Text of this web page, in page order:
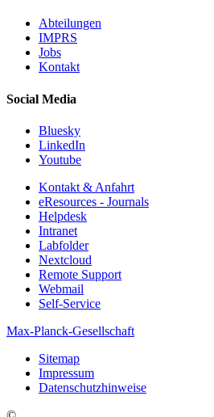
Abteilungen
IMPRS
Jobs
Kontakt
Social Media
Bluesky
LinkedIn
Youtube
Kontakt & Anfahrt
eResources - Journals
Helpdesk
Intranet
Labfolder
Nextcloud
Remote Support
Webmail
Self-Service
Max-Planck-Gesellschaft
Sitemap
Impressum
Datenschutzhinweise